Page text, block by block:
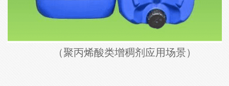
（聚丙烯酸类增稠剂应用场景）